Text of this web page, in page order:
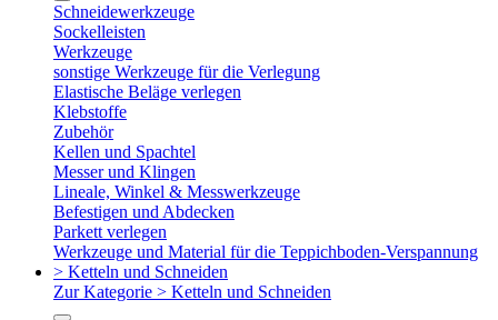
Schneidewerkzeuge
Sockelleisten
Werkzeuge
sonstige Werkzeuge für die Verlegung
Elastische Beläge verlegen
Klebstoffe
Zubehör
Kellen und Spachtel
Messer und Klingen
Lineale, Winkel & Messwerkzeuge
Befestigen und Abdecken
Parkett verlegen
Werkzeuge und Material für die Teppichboden-Verspannung
> Ketteln und Schneiden
Zur Kategorie > Ketteln und Schneiden